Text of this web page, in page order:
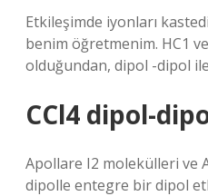
Etkileşimde iyonları
benim öğretmenim. HC1
olduğundan, dipol -dipol
CCl4 dipol-
Apollare I2 molekülleri ve
dipolle entegre bir dipol